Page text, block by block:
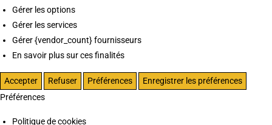
Gérer les options
Gérer les services
Gérer {vendor_count} fournisseurs
En savoir plus sur ces finalités
Accepter Refuser Préférences
Enregistrer les préférences
Préférences
Politique de cookies